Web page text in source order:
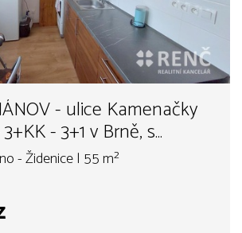
- ulice Kamenačky
- Židenice | 55 m²